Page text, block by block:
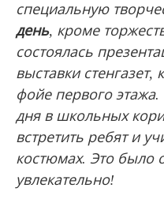
специальную
день, кроме
состоялась
выставки
фойе первого
дня в школьных
встретить ребят и
костюмах. Это было
увлекательно!